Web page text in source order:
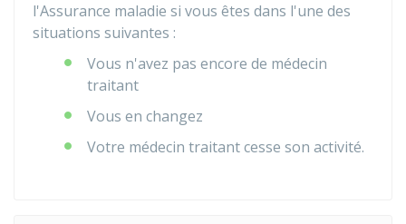
l'Assurance maladie si vous êtes dans l'une des
situations suivantes :
Vous n'avez pas encore de médecin
traitant
Vous en changez
Votre médecin traitant cesse son activité.